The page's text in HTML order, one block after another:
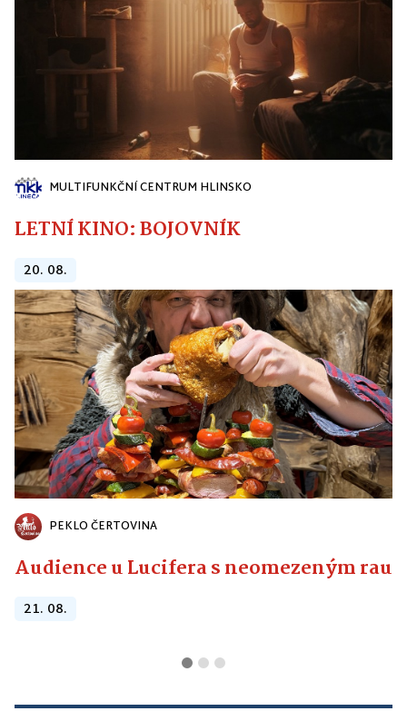
MULTIFUNKČNÍ CENTRUM HLINSKO
LETNÍ KINO: BOJOVNÍK
20. 08.
PEKLO ČERTOVINA
Audience u Lucifera s neomezeným
21. 08.